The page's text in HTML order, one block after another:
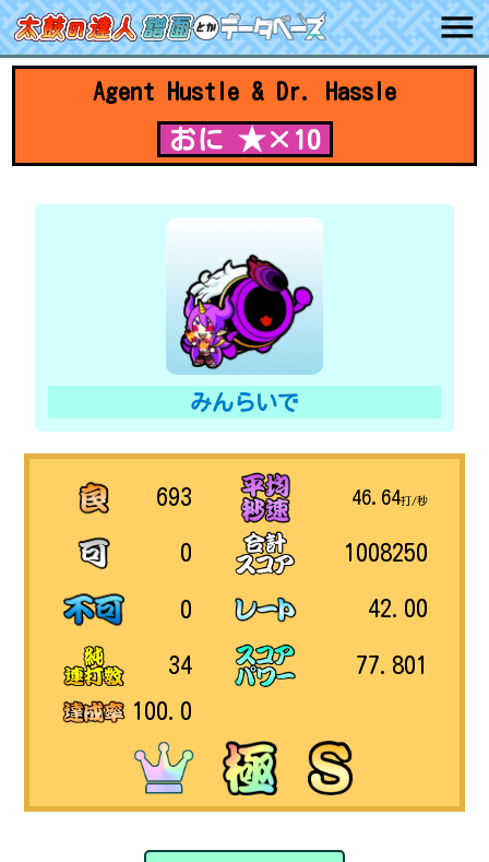
Agent Hustle & Dr. Hassle
おに ★×10
みんらいで
693
0
0
34
100.0
46.64打/秒
1008250
42.00
77.801